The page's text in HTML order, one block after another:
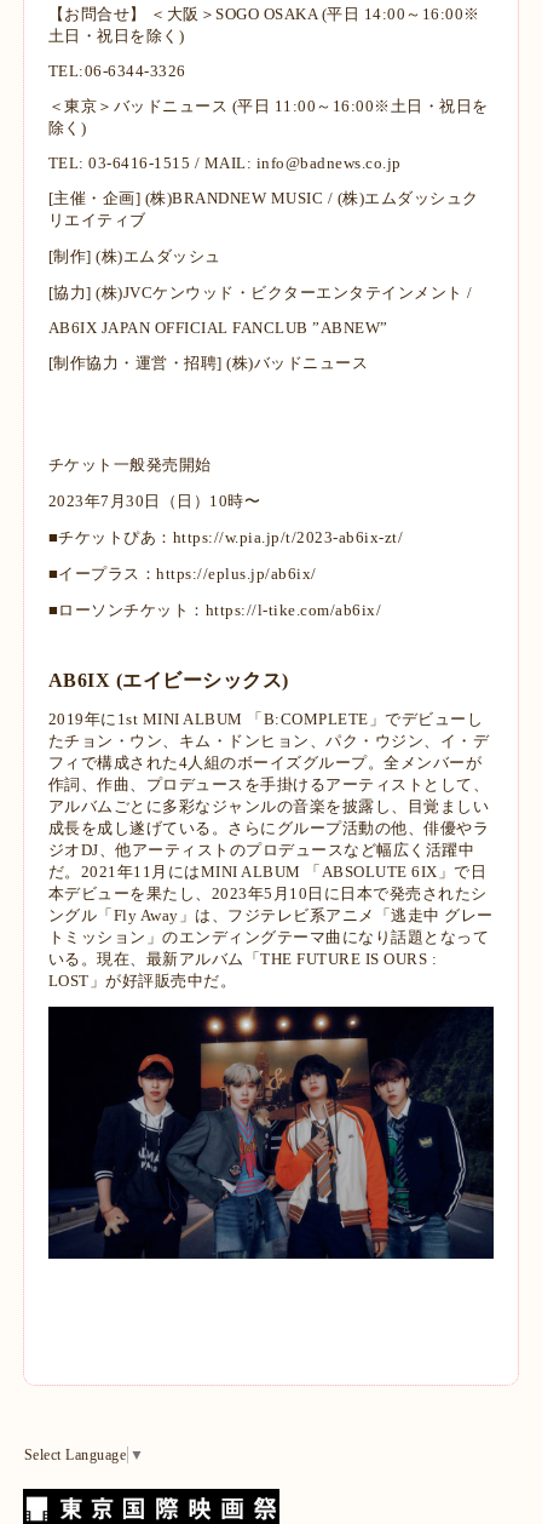
【お問合せ】 ＜⼤阪＞SOGO OSAKA (平日 14:00～16:00※
土日・祝日を除く)
TEL:06-6344-3326
＜東京＞バッドニュース (平日 11:00～16:00※土日・祝日を
除く)
TEL: 03-6416-1515 / MAIL: info@badnews.co.jp
[主催・企画] (株)BRANDNEW MUSIC / (株)エムダッシュク
リエイティブ
[制作] (株)エムダッシュ
[協⼒] (株)JVCケンウッド・ビクターエンタテインメント /
AB6IX JAPAN OFFICIAL FANCLUB ”ABNEW”
[制作協⼒・運営・招聘] (株)バッドニュース
チケット一般発売開始
2023年7月30日（日）10時〜
■チケットぴあ： https://w.pia.jp/t/2023-ab6ix-zt/
■イープラス：https://eplus.jp/ab6ix/
■ローソンチケット： https://l-tike.com/ab6ix/
AB6IX (エイビーシックス)
2019年に1st MINI ALBUM 「B:COMPLETE」でデビューし
たチョン・ウン、キム・ ドンヒョン、パク・ウジン、イ・デ
フィで構成された4⼈組のボーイズグループ。全メンバーが
作詞、作曲、プロデュースを⼿掛けるアーティストとして、
アルバムごとに多彩なジャ ンルの⾳楽を披露し、⽬覚ましい
成⻑を成し遂げている。さらにグループ活動の他、俳優やラ
ジオDJ、他アーティストのプロデュースなど幅広く活躍中
だ。 2021年11⽉にはMINI ALBUM 「ABSOLUTE 6IX」で⽇
本デビューを果たし、 2023年5⽉10⽇に⽇本で発売されたシ
ングル「Fly Away」は、フジテレビ系アニメ
「逃⾛中 グレー
トミッション」のエンディングテーマ曲になり話題となって
いる。現在、最新アルバム「THE FUTURE IS OURS :
LOST」が好評販売中だ。
Select Language ▼